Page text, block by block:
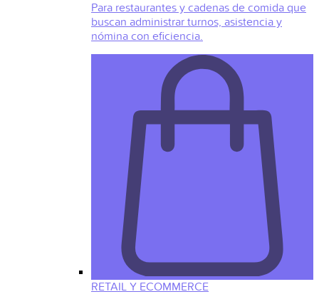
Para restaurantes y cadenas de comida que
buscan administrar turnos, asistencia y
nómina con eficiencia.
RETAIL Y ECOMMERCE